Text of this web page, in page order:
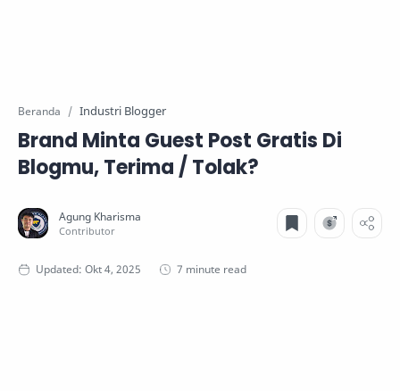
Beranda Industri Blogger
Brand Minta Guest Post Gratis Di
Blogmu, Terima / Tolak?
7 minute read